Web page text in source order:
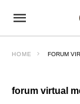
HOME FORUM
forum virtual